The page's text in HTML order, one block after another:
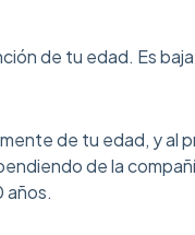
de tu edad. Es
de tu edad, y al
de la
años.